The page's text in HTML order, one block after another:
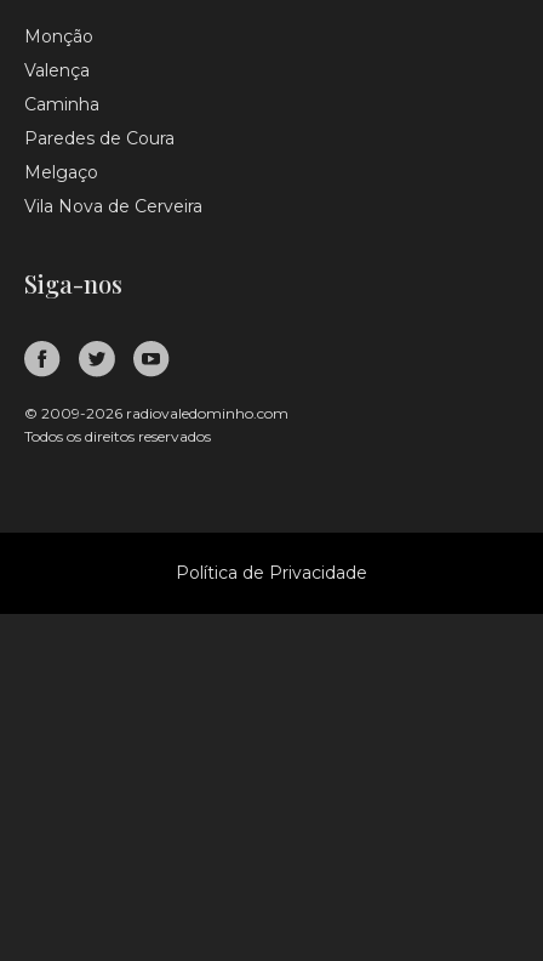
Monção
Valença
Caminha
Paredes de Coura
Melgaço
Vila Nova de Cerveira
Siga-nos
© 2009-2026 radiovaledominho.com
Todos os direitos reservados
Política de Privacidade